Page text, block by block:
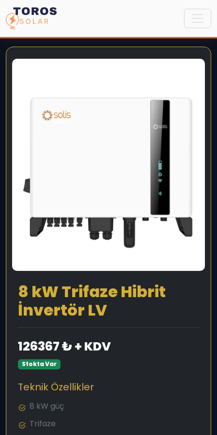
8 kW Trifaze Hibrit
İnvertör LV
126367 ₺ + KDV
Stokta Var
Teknik Özellikler
8 kW güç
Trifaze